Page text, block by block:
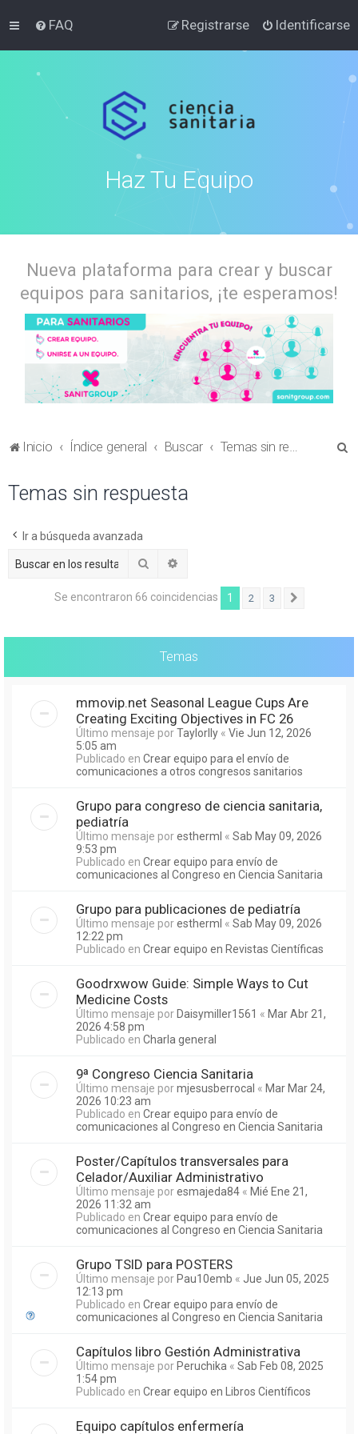
FAQ Identificarse
Registrarse
Haz Tu Equipo
Nueva plataforma para crear y buscar
equipos para sanitarios, ¡te esperamos!
Inicio Índice general Buscar Temas sin respuesta
Temas sin respuesta
Ir a búsqueda avanzada
Buscar
Se encontraron 66 coincidencias 1 2 3
Temas
mmovip.net Seasonal League Cups Are
Creating Exciting Objectives in FC 26
Último mensaje porTaylorlly « Vie Jun 12, 2026
5:05 am
Publicado en Crear equipo para el envío de
comunicaciones a otros congresos sanitarios
Grupo para congreso de ciencia sanitaria,
pediatría
Último mensaje porestherml « Sab May 09, 2026
9:53 pm
Publicado en Crear equipo para envío de
comunicaciones al Congreso en Ciencia Sanitaria
Grupo para publicaciones de pediatría
Último mensaje porestherml « Sab May 09, 2026
12:22 pm
Publicado en Crear equipo en Revistas Científicas
Goodrxwow Guide: Simple Ways to Cut
Medicine Costs
Último mensaje por Daisymiller1561 « Mar Abr 21,
2026 4:58 pm
Publicado en Charla general
9ª Congreso Ciencia Sanitaria
Último mensaje pormjesusberrocal « Mar Mar 24,
2026 10:23 am
Publicado en Crear equipo para envío de
comunicaciones al Congreso en Ciencia Sanitaria
Poster/Capítulos transversales para
Celador/Auxiliar Administrativo
Último mensaje poresmajeda84 « Mié Ene 21,
2026 11:32 am
Publicado en Crear equipo para envío de
comunicaciones al Congreso en Ciencia Sanitaria
Grupo TSID para POSTERS
Último mensaje por Pau10emb « Jue Jun 05, 2025
12:13 pm
Publicado en Crear equipo para envío de
comunicaciones al Congreso en Ciencia Sanitaria
Capítulos libro Gestión Administrativa
Último mensaje por Peruchika « Sab Feb 08, 2025
1:54 pm
Publicado en Crear equipo en Libros Científicos
Equipo capítulos enfermería